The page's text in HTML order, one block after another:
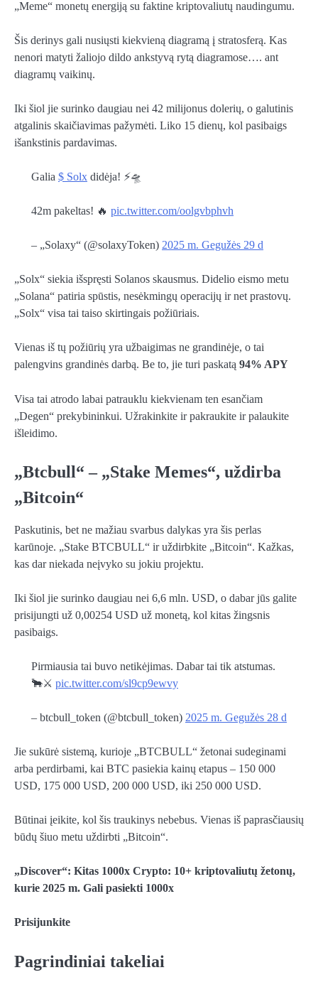
„Meme“ monetų energiją su faktine kriptovaliutų naudingumu.
Šis derinys gali nusiųsti kiekvieną diagramą į stratosferą. Kas
nenori matyti žaliojo dildo ankstyvą rytą diagramose…. ant
diagramų vaikinų.
Iki šiol jie surinko daugiau nei 42 milijonus dolerių, o galutinis
atgalinis skaičiavimas pažymėti. Liko 15 dienų, kol pasibaigs
išankstinis pardavimas.
Galia $ Solx didėja! ⚡️🛸
42m pakeltas! 🔥 pic.twitter.com/oolgvbphvh
– „Solaxy“ (@solaxyToken) 2025 m. Gegužės 29 d
„Solx“ siekia išspręsti Solanos skausmus. Didelio eismo metu
„Solana“ patiria spūstis, nesėkmingų operacijų ir net prastovų.
„Solx“ visa tai taiso skirtingais požiūriais.
Vienas iš tų požiūrių yra užbaigimas ne grandinėje, o tai
palengvins grandinės darbą. Be to, jie turi paskatą 94% APY
Visa tai atrodo labai patrauklu kiekvienam ten esančiam
„Degen“ prekybininkui. Užrakinkite ir pakraukite ir palaukite
išleidimo.
„Btcbull“ – „Stake Memes“, uždirba
„Bitcoin“
Paskutinis, bet ne mažiau svarbus dalykas yra šis perlas
karūnoje. „Stake BTCBULL“ ir uždirbkite „Bitcoin“. Kažkas,
kas dar niekada neįvyko su jokiu projektu.
Iki šiol jie surinko daugiau nei 6,6 mln. USD, o dabar jūs galite
prisijungti už 0,00254 USD už monetą, kol kitas žingsnis
pasibaigs.
Pirmiausia tai buvo netikėjimas. Dabar tai tik atstumas.
🐂⚔️ pic.twitter.com/sl9cp9ewvy
– btcbull_token (@btcbull_token) 2025 m. Gegužės 28 d
Jie sukūrė sistemą, kurioje „BTCBULL“ žetonai sudeginami
arba perdirbami, kai BTC pasiekia kainų etapus – 150 000
USD, 175 000 USD, 200 000 USD, iki 250 000 USD.
Būtinai įeikite, kol šis traukinys nebebus. Vienas iš paprasčiausių
būdų šiuo metu uždirbti „Bitcoin“.
„Discover“: Kitas 1000x Crypto: 10+ kriptovaliutų žetonų,
kurie 2025 m. Gali pasiekti 1000x
Prisijunkite
Pagrindiniai takeliai